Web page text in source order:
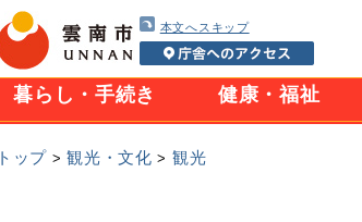
本文へスキップ
暮らし・手続き 健康・福祉
トップ >観光・文化 > 観光